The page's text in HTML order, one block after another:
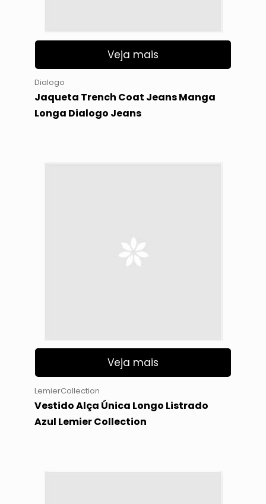
Veja mais
Dialogo
Jaqueta Trench Coat Jeans Manga
Longa Dialogo Jeans
Veja mais
LemierCollection
Vestido Alça Única Longo Listrado
Azul Lemier Collection